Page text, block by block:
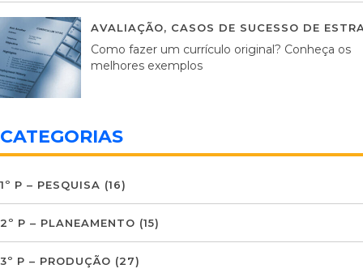
AVALIAÇÃO, CASOS DE SUCESSO DE
Como fazer um currículo original? Conheça os
melhores exemplos
CATEGORIAS
1º P – PESQUISA (16)
2º P – PLANEAMENTO (15)
3º P – PRODUÇÃO (27)